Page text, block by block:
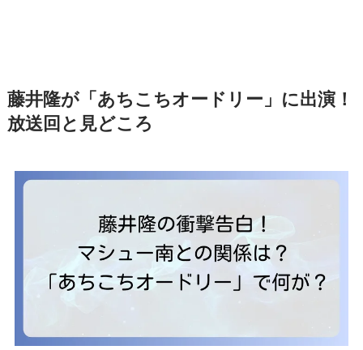
藤井隆が「あちこちオードリー」に出演！
放送回と見どころ